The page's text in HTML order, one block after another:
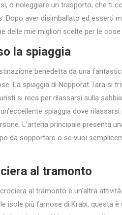
o noleggiare un trasporto, che ti
Dopo aver disimballato ed esserti
delle mie migliori scelte per le
la spiaggia
benedetta da una
La spiaggia di Nopporat Tara si
si reca per rilassarsi sulla
spiaggia dove
L’arteria principale presenta
da sopportare o se vuoi
al tramonto
al tramonto è un’altra
isole più famose di Krabi, questa